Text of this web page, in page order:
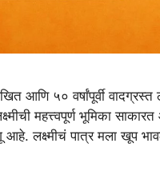
आणि ५० वर्षांपूर्वी वादग्रस्त
महत्त्वपूर्ण भूमिका
आहे. लक्ष्मीचं पात्र मला खूप